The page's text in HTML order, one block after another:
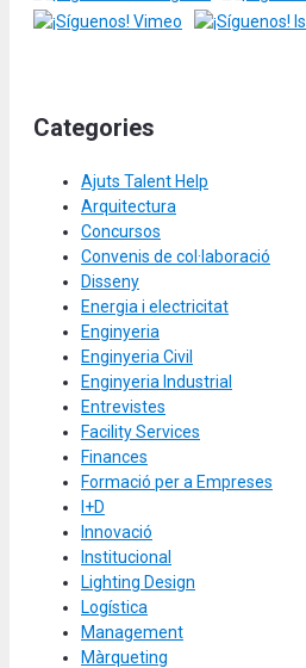
Categories
Ajuts Talent Help
Arquitectura
Concursos
Convenis de col·laboració
Disseny
Energia i electricitat
Enginyeria
Enginyeria Civil
Enginyeria Industrial
Entrevistes
Facility Services
Finances
Formació per a Empreses
I+D
Innovació
Institucional
Lighting Design
Logística
Management
Màrqueting